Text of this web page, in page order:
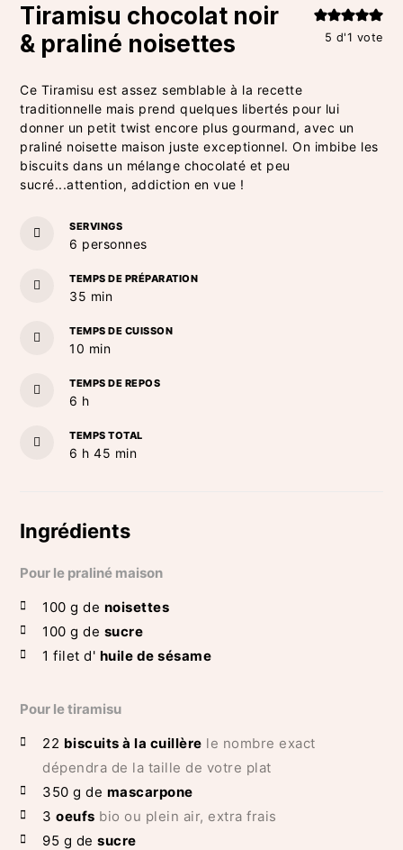
5 d'1 vote
Tiramisu chocolat noir
& praliné noisettes
Ce Tiramisu est assez semblable à la recette
traditionnelle mais prend quelques libertés pour lui
donner un petit twist encore plus gourmand, avec un
praliné noisette maison juste exceptionnel. On imbibe les
biscuits dans un mélange chocolaté et peu
sucré...attention, addiction en vue !
SERVINGS
6 personnes
TEMPS DE PRÉPARATION
35 minutes
min
TEMPS DE CUISSON
10 minutes
min
TEMPS DE REPOS
6 heures
h
TEMPS TOTAL
6 heures
h 45 minutes
min
Ingrédients
Pour le praliné maison
100 g de noisettes
100 g de sucre
1 filet d' huile de sésame
Pour le tiramisu
22 biscuits à la cuillère le nombre exact
dépendra de la taille de votre plat
350 g de mascarpone
3 oeufs bio ou plein air, extra frais
95 g de sucre